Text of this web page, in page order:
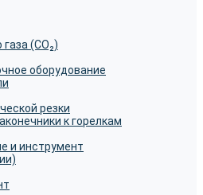
(CO₂)
оборудование
резки
к горелкам
и инструмент